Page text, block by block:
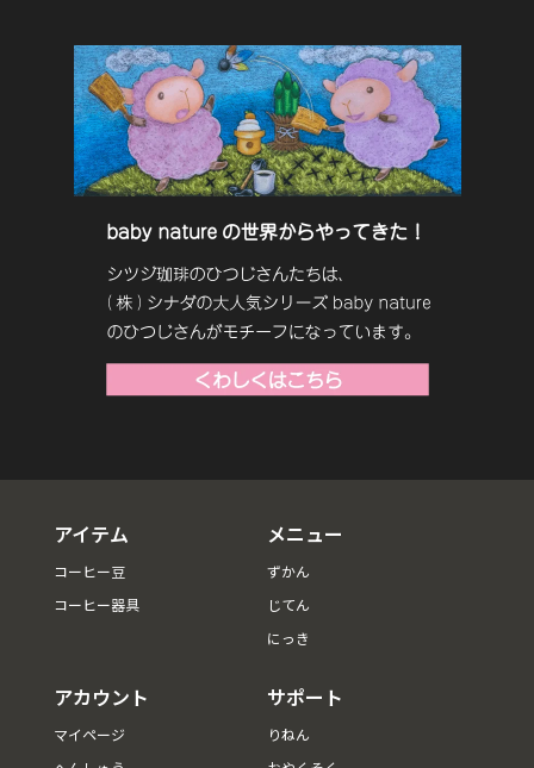
アイテム
コーヒー豆
コーヒー器具
メニュー
ずかん
じてん
にっき
アカウント
マイページ
サポート
りねん